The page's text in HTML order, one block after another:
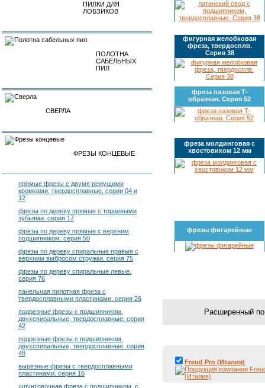
ПИЛКИ ДЛЯ
ЛОБЗИКОВ
ПОЛОТНА
САБЕЛЬНЫХ
ПИЛ
СВЕРЛА
ФРЕЗЫ КОНЦЕВЫЕ
прямые фрезы с двумя режущими
кромками, твердосплавные, серии 04 и
12
фрезы по дереву прямые с торцевыми
зубьями. серия 17
фрезы по дереву прямые с верхним
подшипником. серия 50
фрезы по дереву спиральные правые с
верхним выбросом стружки. серия 75
фрезы по дереву спиральные левые.
серия 76
панельная пилотная фреза с
твердосплавными пластинами. серия 26
подрезные фрезы с подшипником.
двухспиральные, твердосплавные. серия
42
подрезные фрезы с подшипником.
двухспиральные, твердосплавные. серия
48
вырезные фрезы с твердосплавными
пластинами. серия 16
шпунтовочная фреза с подшипником, с
фигурная желобковая
фреза, твердосплв.
Серия 38
фреза пазовая Т-
образная. Серия 52
фреза молдинговая с
хвостовиком 12 мм
фрезы фигарейные
Freud Pro (Италия)